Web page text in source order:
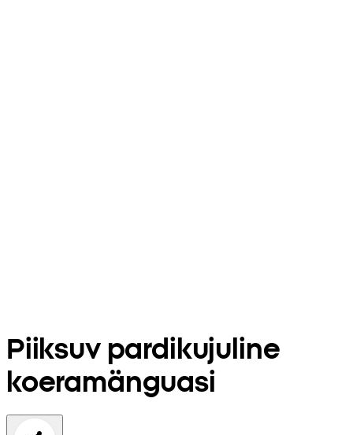
Piiksuv pardikujuline
koeramänguasi